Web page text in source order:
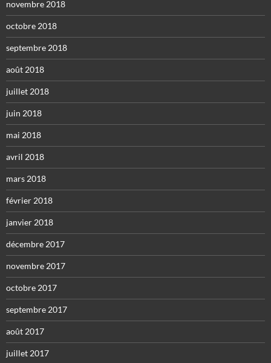
novembre 2018
octobre 2018
septembre 2018
août 2018
juillet 2018
juin 2018
mai 2018
avril 2018
mars 2018
février 2018
janvier 2018
décembre 2017
novembre 2017
octobre 2017
septembre 2017
août 2017
juillet 2017